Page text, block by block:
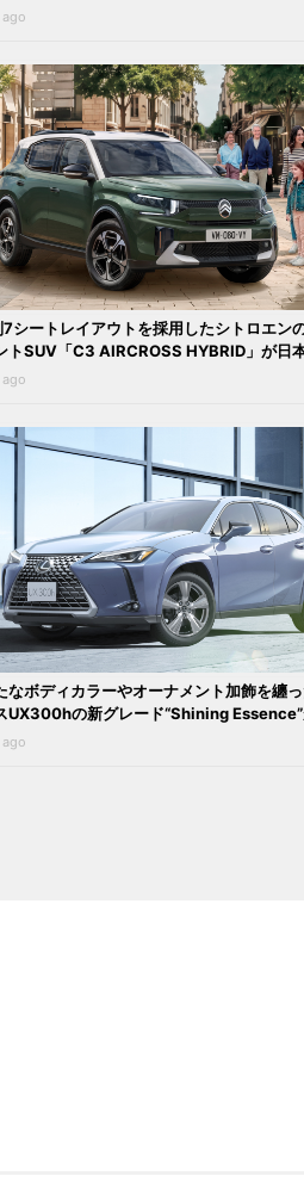
ago
シートレイアウトを採用したシトロエン
トSUV「C3 AIRCROSS HYBRID」が日
ago
なボディカラーやオーナメント加飾を纏
UX300hの新グレード“Shining
ago